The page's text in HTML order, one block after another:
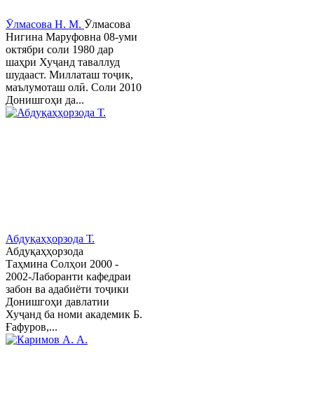
Ӯлмасова Н. М. Ӯлмасова
Нигина Маруфовна 08-уми
октябри соли 1980 дар
шаҳри Хуҷанд таваллуд
шудааст. Миллаташ тоҷик,
маълумоташ олӣ. Соли 2010
Донишгоҳи да...
Абдуқаҳҳорзода Т.
Абдуқаҳҳорзода
Таҳмина Солҳои 2000 -
2002-Лаборанти кафедраи
забон ва адабиёти тоҷики
Донишгоҳи давлатии
Хуҷанд ба номи академик Б.
Ғафуров,...